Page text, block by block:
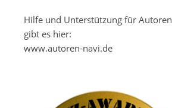
Hilfe und Unterstützung für Autoren
gibt es hier:
www.autoren-navi.de